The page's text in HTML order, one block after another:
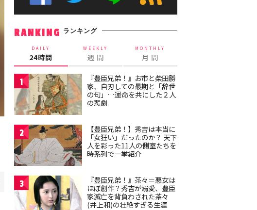
RANKING ランキング
DAILY
24時間
WEEKLY
週 間
MONTHLY
月 間
1
『豊臣兄弟！』お市と柴田勝
家、自刃しての最期と「辞世
の句」…運命を共にした２人
の悲劇
2
【豊臣兄弟！】秀吉は本当に
「女狂い」だったのか？ 天下
人を彩った11人の側室たちを
時系列で一挙紹介
3
『豊臣兄弟！』茶々＝悪女は
ほぼ創作？秀吉が溺愛、豊臣
家滅亡を背負わされた茶々
(井上和)の壮絶すぎる生涯